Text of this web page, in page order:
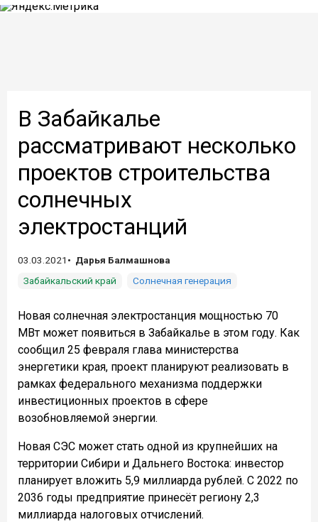
В Забайкалье
рассматривают несколько
проектов строительства
солнечных
электростанций
03.03.2021
Дарья Балмашнова
Забайкальский край
Солнечная генерация
Новая солнечная электростанция мощностью 70
МВт может появиться в Забайкалье в этом году. Как
сообщил 25 февраля глава министерства
энергетики края, проект планируют реализовать в
рамках федерального механизма поддержки
инвестиционных проектов в сфере
возобновляемой энергии.
Новая СЭС может стать одной из крупнейших на
территории Сибири и Дальнего Востока: инвестор
планирует вложить 5,9 миллиарда рублей. С 2022 по
2036 годы предприятие принесёт региону 2,3
миллиарда налоговых отчислений.